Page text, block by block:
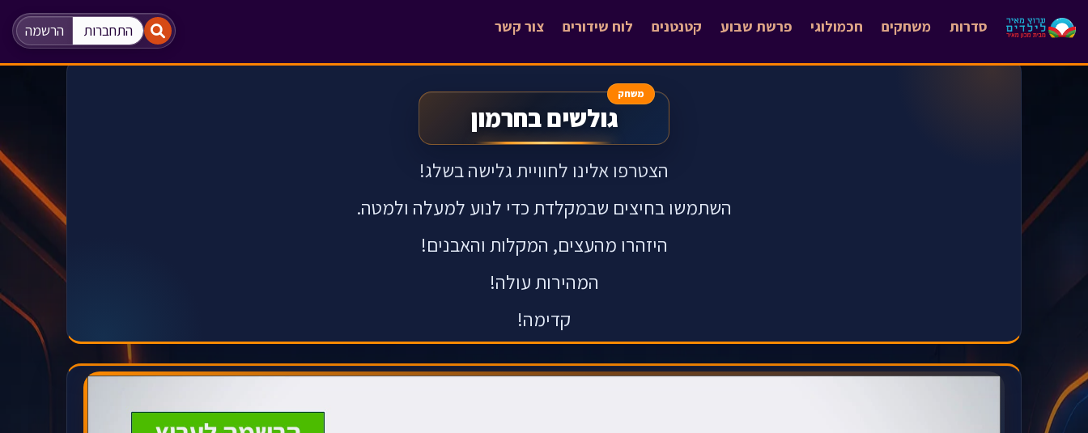
התחברות הרשמה צור קשר לוח שידורים קטנטנים פרשת שבוע חכמולוגי משחקים סדרות
משחק
גולשים בחרמון
הצטרפו אלינו לחוויית גלישה בשלג!
השתמשו בחיצים שבמקלדת כדי לנוע למעלה ולמטה.
היזהרו מהעצים, המקלות והאבנים!
המהירות עולה!
קדימה!